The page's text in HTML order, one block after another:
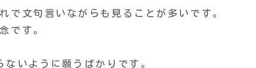
で文句言いながらも見ることが多いです。
です。
いように願うばかりです。